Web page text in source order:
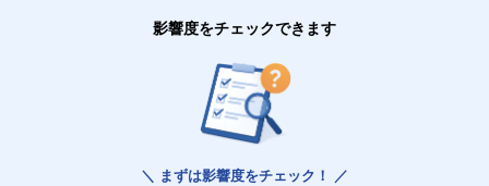
影響度をチェックできます
＼ まずは影響度をチェック！ ／